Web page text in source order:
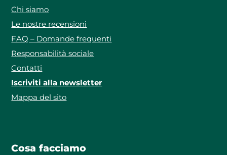
Chi siamo
Le nostre recensioni
FAQ – Domande frequenti
Responsabilità sociale
Contatti
Iscriviti alla newsletter
Mappa del sito
Cosa facciamo